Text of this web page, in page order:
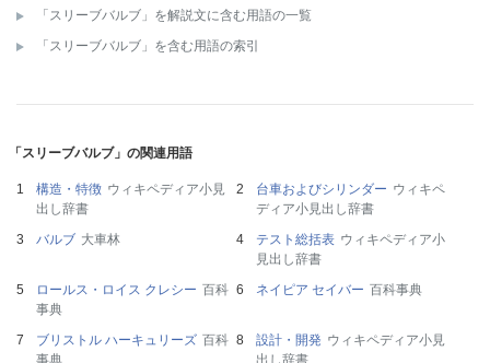
「スリーブバルブ」を解説文に含む用語の一覧
「スリーブバルブ」を含む用語の索引
「スリーブバルブ」の関連用語
構造・特徴 ウィキペディア小見
出し辞書
台車およびシリンダー ウィキペ
ディア小見出し辞書
バルブ 大車林 テスト総括表 ウィキペディア小
見出し辞書
ロールス・ロイス クレシー 百科
事典
ネイピア セイバー 百科事典
ブリストル ハーキュリーズ 百科
事典
設計・開発 ウィキペディア小見
出し辞書